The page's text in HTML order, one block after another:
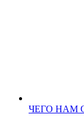
ЧЕГО НАМ